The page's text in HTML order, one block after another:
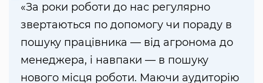
«За роки роботи до нас регулярно
звертаються по допомогу чи пораду в
пошуку працівника — від агронома до
менеджера, і навпаки — в пошуку
нового місця роботи. Маючи аудиторію